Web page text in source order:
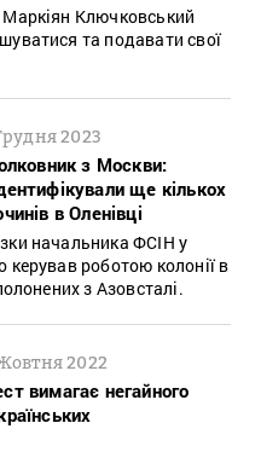
Ключковський
та подавати свої
2023
з Москви:
ще кількох
в Оленівці
начальника ФСІН у
роботою колонії в
з Азовсталі.
2022
вимагає негайного